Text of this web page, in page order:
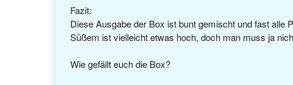
Fazit:
Diese Ausgabe der Box ist bunt gemischt und fast alle
Süßem ist vielleicht etwas hoch, doch man muss ja
Wie gefällt euch die Box?